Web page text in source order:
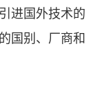
进国外技术的
国别、厂商和